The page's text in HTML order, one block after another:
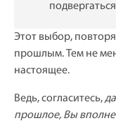
Этот выбор,
прошлым. Тем не
настоящее.
Ведь, согласитесь,
прошлое, Вы вполне